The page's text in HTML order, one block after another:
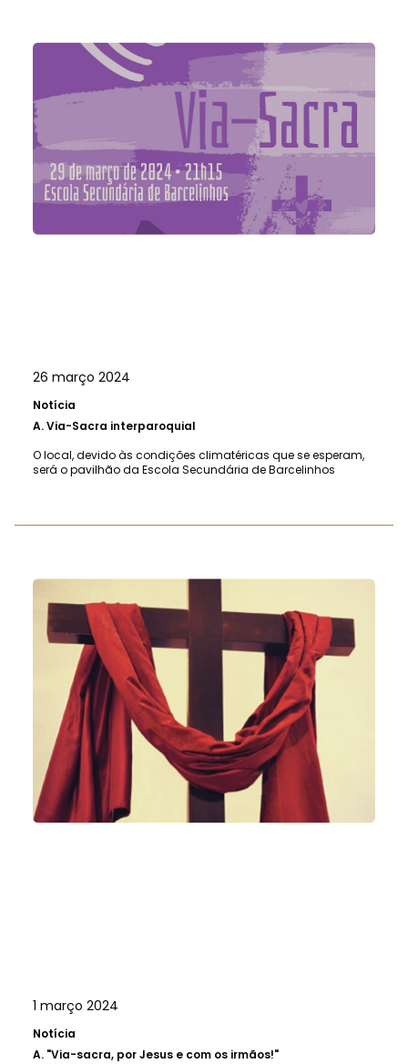
26 março 2024
Notícia
A.Via-Sacra interparoquial
O local, devido às condições climatéricas que se esperam,
será o pavilhão da Escola Secundária de Barcelinhos
1 março 2024
Notícia
A. "Via-sacra, por Jesus e com os irmãos!"